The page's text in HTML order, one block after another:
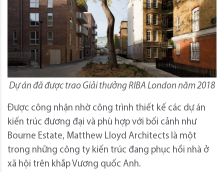
Dự án đã được trao Giải thưởng RIBA London năm 2018
Được công nhận nhờ công trình thiết kế các dự án
kiến ​​trúc đương đại và phù hợp với bối cảnh như
Bourne Estate, Matthew Lloyd Architects là một
trong những công ty kiến ​​trúc đang phục hồi nhà ở
xã hội trên khắp Vương quốc Anh.